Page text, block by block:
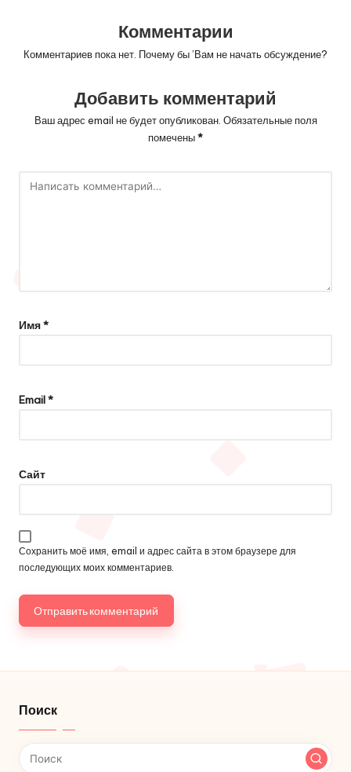
Комментарии
Комментариев пока нет. Почему бы ’Вам не начать обсуждение?
Добавить комментарий
Ваш адрес email не будет опубликован. Обязательные поля
помечены*
Имя*
Email*
Сайт
Сохранить моё имя, email и адрес сайта в этом браузере для
последующих моих комментариев.
Поиск